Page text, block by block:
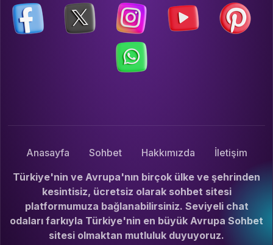
Anasayfa Sohbet Hakkımızda
İletişim
Türkiye'nin ve Avrupa'nın birçok ülke ve şehrinden
kesintisiz, ücretsiz olarak sohbet sitesi
platformumuza bağlanabilirsiniz. Seviyeli chat
odaları farkıyla Türkiye'nin en büyük Avrupa Sohbet
sitesi olmaktan mutluluk duyuyoruz.